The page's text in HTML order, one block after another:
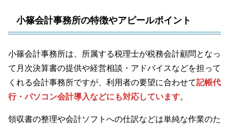
小篠会計事務所の特徴やアピールポイント
小篠会計事務所は、所属する税理士が税務会計顧問となっ
て月次決算書の提供や経営相談・アドバイスなどを担って
くれる会計事務所ですが、利用者の要望に合わせて記帳代
行・パソコン会計導入などにも対応しています。
領収書の整理や会計ソフトへの仕訳などは単純な作業のた